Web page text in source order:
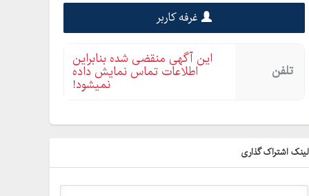
غرفه کاربر
تلفن
این آگهی منقضی شده بنابراین
اطلاعات تماس نمایش داده
نمیشود!
اشتراک گذاری